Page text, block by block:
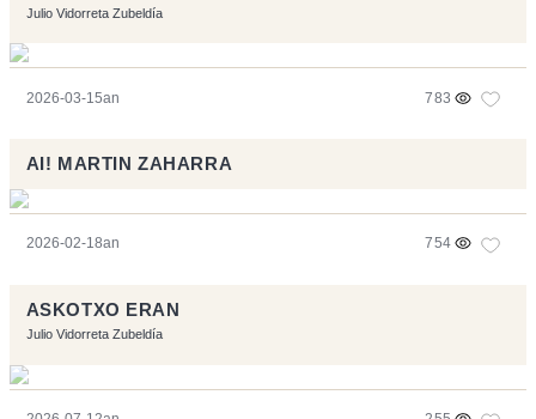
Julio Vidorreta Zubeldía
2026-03-15an 783
AI! MARTIN ZAHARRA
2026-02-18an 754
ASKOTXO ERAN
Julio Vidorreta Zubeldía